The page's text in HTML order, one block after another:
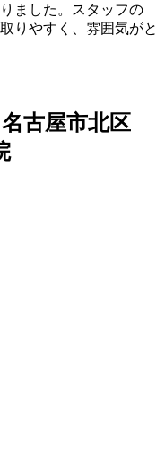
ました。スタッフの
りやすく、雰囲気がと
名古屋市北区